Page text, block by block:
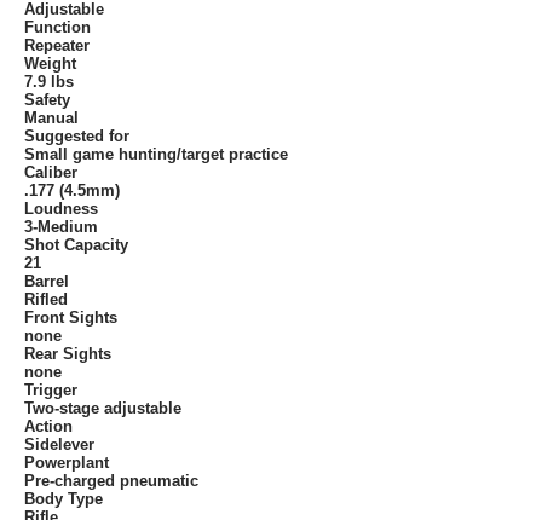
Adjustable
Function
Repeater
Weight
7.9 lbs
Safety
Manual
Suggested for
Small game hunting/target practice
Caliber
.177 (4.5mm)
Loudness
3-Medium
Shot Capacity
21
Barrel
Rifled
Front Sights
none
Rear Sights
none
Trigger
Two-stage adjustable
Action
Sidelever
Powerplant
Pre-charged pneumatic
Body Type